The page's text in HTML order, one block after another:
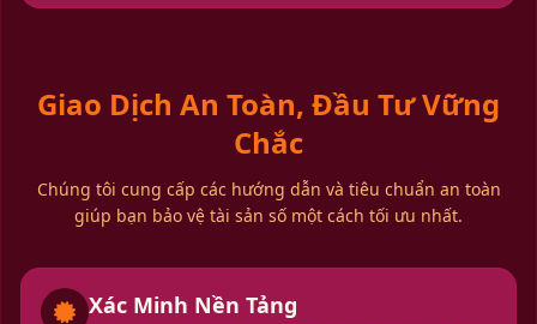
Giao Dịch An Toàn, Đầu Tư Vững
Chắc
Chúng tôi cung cấp các hướng dẫn và tiêu chuẩn an toàn
giúp bạn bảo vệ tài sản số một cách tối ưu nhất.
Xác Minh Nền Tảng